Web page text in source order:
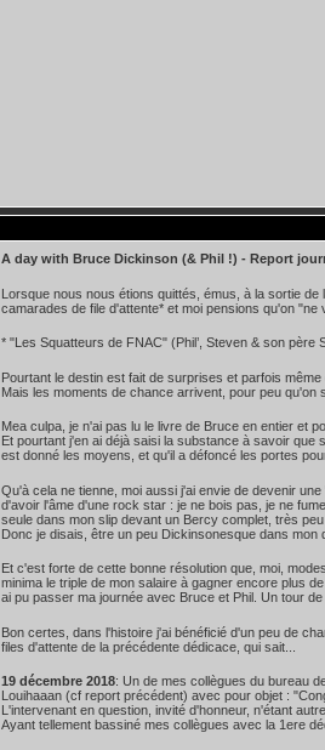
A day with Bruce Dickinson (& Phil !) - Report
Lorsque nous nous étions quittés, émus, à la sortie
camarades de file d'attente* et moi pensions qu'on
* "Les Squatteurs de FNAC" (Phil’, Steven & son père
Pourtant le destin est fait de surprises et parfois même
Mais les moments de chance arrivent, pour peu qu'on
Mea culpa, je n'ai pas lu le livre de Bruce en entier et
Et pourtant j'en ai déjà saisi la substance à savoir
est donné les moyens, et qu'il a défoncé les portes
Qu'à cela ne tienne, moi aussi j'ai envie de devenir
d'avoir l'âme d'une rock star : je ne bois pas, je ne
seule dans mon slip devant un Bercy complet, très
Donc je disais, être un peu Dickinsonesque dans
Et c'est forte de cette bonne résolution que, moi,
minima le triple de mon salaire à gagner encore plus
ai pu passer ma journée avec Bruce et Phil. Un tour
Bon certes, dans l'histoire j'ai bénéficié d'un peu de
files d'attente de la précédente dédicace, qui sait...
19 décembre 2018: Un de mes collègues du bureau
Louihaaan (cf report précédent) avec pour objet :
L'intervenant en question, invité d'honneur, n'étant
Ayant tellement bassiné mes collègues avec la 1ere